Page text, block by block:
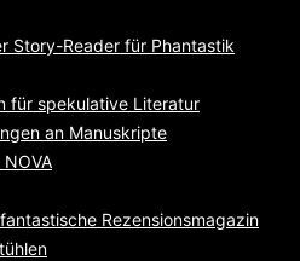
Story-Reader für Phantastik
für spekulative Literatur
an Manuskripte
NOVA
Rezensionsmagazin